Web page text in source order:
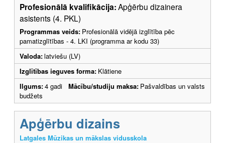
Profesionālā kvalifikācija:Apģērbu dizainera
asistents (4. PKL)
Programmas veids: Profesionālā vidējā izglītība pēc
pamatizglītības - 4. LKI (programma ar kodu 33)
Valoda:latviešu (LV)
Izglītības ieguves forma: Klātiene
Ilgums:4 gadi Mācību/studiju maksa: Pašvaldības un valsts
budžets
Apģērbu dizains
Latgales Mūzikas un mākslas vidusskola